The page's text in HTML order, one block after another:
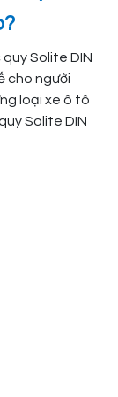
Solite DIN
cho người
loại xe ô tô
Solite DIN